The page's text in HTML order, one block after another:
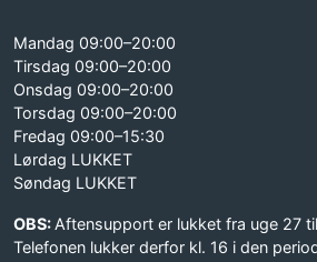
Mandag 09:00–20:00
Tirsdag 09:00–20:00
Onsdag 09:00–20:00
Torsdag 09:00–20:00
Fredag 09:00–15:30
Lørdag LUKKET
Søndag LUKKET
OBS:Aftensupport er lukket fra uge 27
Telefonen lukker derfor kl. 16 i den